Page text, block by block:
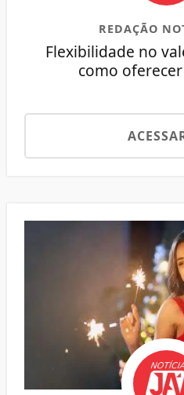
REDAÇÃO
Flexibilidade no
como